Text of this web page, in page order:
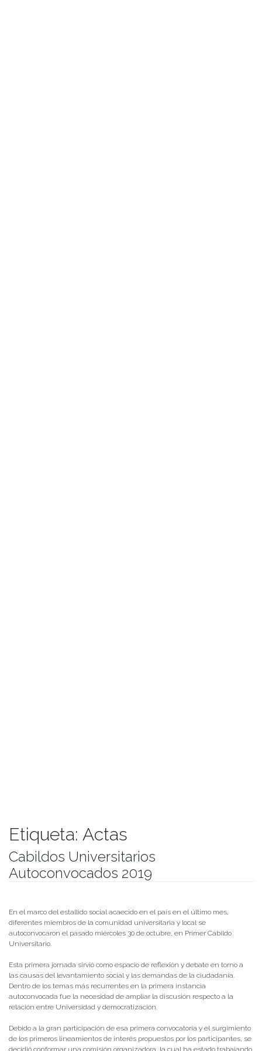
Etiqueta: Actas
Cabildos Universitarios
Autoconvocados 2019
En el marco del estallido social acaecido en el país en el último mes,
diferentes miembros de la comunidad universitaria y local se
autoconvocaron el pasado miércoles 30 de octubre, en Primer Cabildo
Universitario.
Esta primera jornada sirvió como espacio de reflexión y debate en torno a
las causas del levantamiento social y las demandas de la ciudadanía.
Dentro de los temas más recurrentes en la primera instancia
autoconvocada fue la necesidad de ampliar la discusión respecto a la
relación entre Universidad y democratización.
Debido a la gran participación de esa primera convocatoria y el surgimiento
de los primeros lineamientos de interés propuestos por los participantes, se
decidió conformar una comisión organizadora, la cual ha estado trabajando